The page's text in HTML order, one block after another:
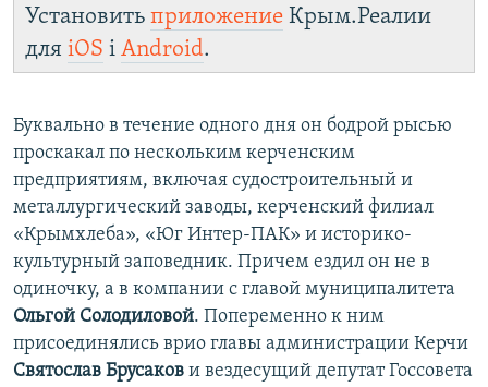
Установить приложение Крым.Реалии
для iOS і Android.
Буквально в течение одного дня он бодрой рысью
проскакал по нескольким керченским
предприятиям, включая судостроительный и
металлургический заводы, керченский филиал
«Крымхлеба», «Юг Интер-ПАК» и историко-
культурный заповедник. Причем ездил он не в
одиночку, а в компании с главой муниципалитета
Ольгой Солодиловой. Попеременно к ним
присоединялись врио главы администрации Керчи
Святослав Брусаков и вездесущий депутат Госсовета